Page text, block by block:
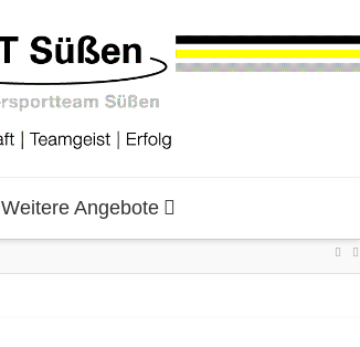
Weitere Angebote